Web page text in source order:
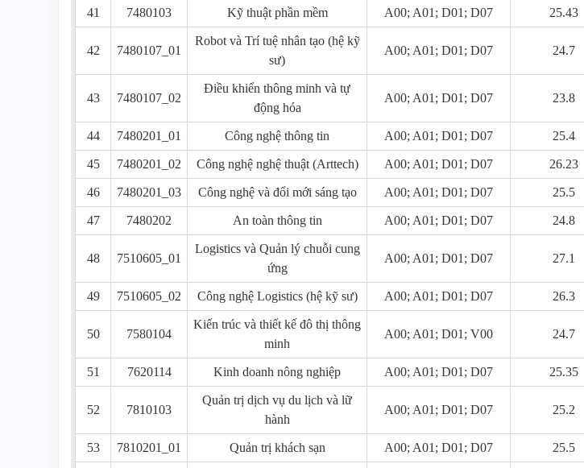
41 7480103 Kỹ thuật phần mềm A00; A01; D01; D07 25.43
42 7480107_01
Robot và Trí tuệ nhân tạo (hệ kỹ
sư)
A00; A01; D01; D07 24.7
43 7480107_02
Điều khiển thông minh và tự
động hóa
A00; A01; D01; D07 23.8
44 7480201_01 Công nghệ thông tin A00; A01; D01; D07 25.4
45 7480201_02 Công nghệ nghệ thuật (Arttech) A00; A01; D01; D07 26.23
46 7480201_03 Công nghệ và đổi mới sáng tạo A00; A01; D01; D07 25.5
47 7480202 An toàn thông tin A00; A01; D01; D07 24.8
48 7510605_01
Logistics và Quản lý chuỗi cung
ứng
A00; A01; D01; D07 27.1
49 7510605_02 Công nghệ Logistics (hệ kỹ sư) A00; A01; D01; D07 26.3
50 7580104
Kiến trúc và thiết kế đô thị thông
minh
A00; A01; D01; V00 24.7
51 7620114 Kinh doanh nông nghiệp A00; A01; D01; D07 25.35
52 7810103
Quản trị dịch vụ du lịch và lữ
hành
A00; A01; D01; D07 25.2
53 7810201_01 Quản trị khách sạn A00; A01; D01; D07 25.5